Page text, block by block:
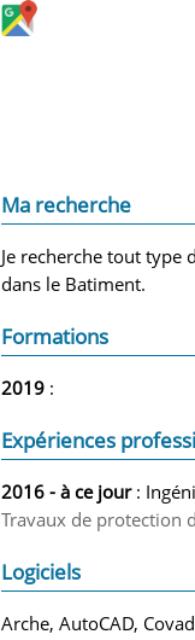
Ma recherche
Je recherche tout type
dans le Batiment.
Formations
2019 :
Expériences
2016 - à ce jour:
Travaux de protection
Logiciels
Arche, AutoCAD,